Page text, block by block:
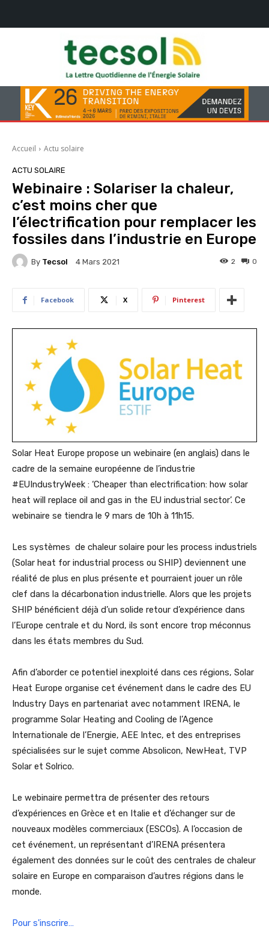
Accueil Actu solaire
ACTU SOLAIRE
Webinaire : Solariser la chaleur,
c’est moins cher que
l’électrification pour remplacer les
fossiles dans l’industrie en Europe
By Tecsol 4 Mars 2021 0
2
Facebook X Pinterest
Solar Heat Europe propose un webinaire (en anglais) dans le
cadre de la semaine européenne de l’industrie
#EUIndustryWeek : ‘Cheaper than electrification: how solar
heat will replace oil and gas in the EU industrial sector’. Ce
webinaire se tiendra le 9 mars de 10h à 11h15.
Les systèmes de chaleur solaire pour les process industriels
(Solar heat for industrial process ou SHIP) deviennent une
réalité de plus en plus présente et pourraient jouer un rôle
clef dans la décarbonation industrielle. Alors que les projets
SHIP bénéficient déjà d’un solide retour d’expérience dans
l’Europe centrale et du Nord, ils sont encore trop méconnus
dans les états membres du Sud.
Afin d’aborder ce potentiel inexploité dans ces régions, Solar
Heat Europe organise cet événement dans le cadre des EU
Industry Days en partenariat avec notamment IRENA, le
programme Solar Heating and Cooling de l’Agence
Internationale de l’Energie, AEE Intec, et des entreprises
spécialisées sur le sujet comme Absolicon, NewHeat, TVP
Solar et Solrico.
Le webinaire permettra de présenter des retours
d’expériences en Grèce et en Italie et d’échanger sur de
nouveaux modèles commerciaux (ESCOs). A l’occasion de
cet événement, un représentant d’IRENA présentera
également des données sur le coût des centrales de chaleur
solaire en Europe en comparaison d’autres régions dans le
monde.
Pour s'inscrire…